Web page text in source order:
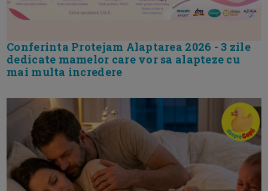
Conferinta Protejam Alaptarea 2026 - 3 zile
dedicate mamelor care vor sa alapteze cu
mai multa incredere